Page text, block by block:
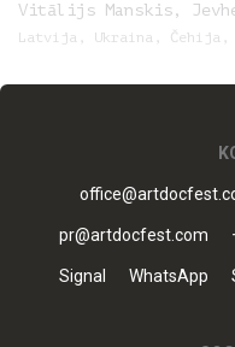
Vitālijs Manskis,
Latvija, Ukraina, Čehija,
pr@artdocfest.com
Signal WhatsApp